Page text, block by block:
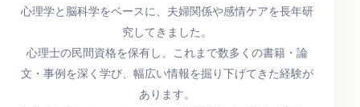
心理学と脳科学をベースに、夫婦関係や感情ケアを長年研
究してきました。
心理士の民間資格を保有し、これまで数多くの書籍・論
文・事例を深く学び、幅広い情報を掘り下げてきた経験が
あります。